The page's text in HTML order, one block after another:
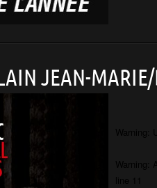
JEAN-
Warning
Warning
line